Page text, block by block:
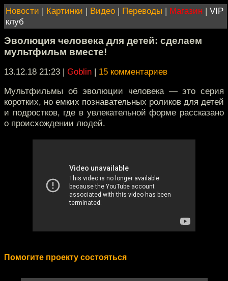
Новости | Картинки | Видео | Переводы | Магазин | VIP
клуб
Эволюция человека для детей: сделаем
мультфильм вместе!
13.12.18 21:23 | Goblin | 15 комментариев
Мультфильмы об эволюции человека — это серия
коротких, но емких познавательных роликов для детей
и подростков, где в увлекательной форме рассказано
о происхождении людей.
Помогите проекту состояться